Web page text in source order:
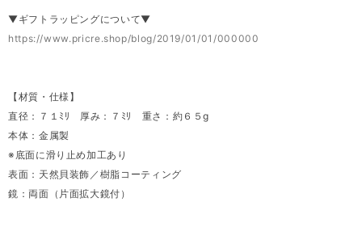
▼ギフトラッピングについて▼
https://www.pricre.shop/blog/2019/01/01/000000
【材質・仕様】
直径：７１ﾐﾘ 厚み：７ﾐﾘ 重さ：約６５g
本体：金属製
※底面に滑り止め加工あり
表面：天然貝装飾／樹脂コーティング
鏡：両面（片面拡大鏡付）